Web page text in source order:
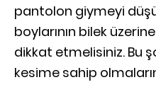
pantolon giymeyi
boylarının bilek
dikkat etmelisiniz. Bu
kesime sahip